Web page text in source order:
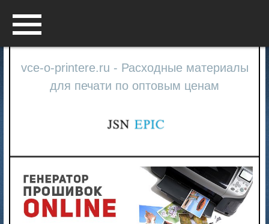
vce-o-printere.ru - Расходные материалы
для печати по оптовым ценам